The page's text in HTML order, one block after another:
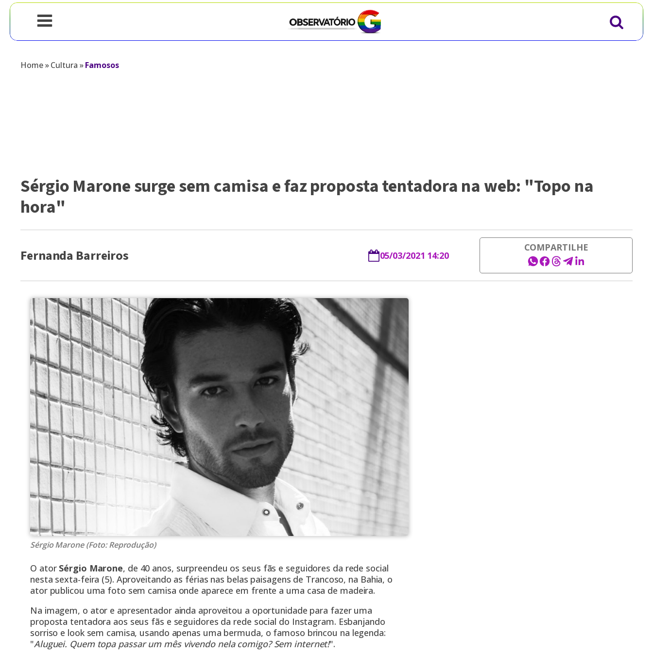
Home»Cultura »Famosos
Sérgio Marone surge sem camisa e faz proposta tentadora na web: "Topo na
hora"
Fernanda Barreiros 05/03/2021 14:20
COMPARTILHE
Sérgio Marone (Foto: Reprodução)
O ator Sérgio Marone, de 40 anos, surpreendeu os seus fãs e seguidores da rede social
nesta sexta-feira (5). Aproveitando as férias nas belas paisagens de Trancoso, na Bahia, o
ator publicou uma foto sem camisa onde aparece em frente a uma casa de madeira.
Na imagem, o ator e apresentador ainda aproveitou a oportunidade para fazer uma
proposta tentadora aos seus fãs e seguidores da rede social do Instagram. Esbanjando
sorriso e look sem camisa, usando apenas uma bermuda, o famoso brincou na legenda:
"Aluguei. Quem topa passar um mês vivendo nela comigo? Sem internet!".